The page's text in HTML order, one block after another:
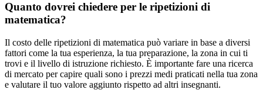
Quanto dovrei chiedere per le ripetizioni di
matematica?
Il costo delle ripetizioni di matematica può variare in base a diversi
fattori come la tua esperienza, la tua preparazione, la zona in cui ti
trovi e il livello di istruzione richiesto. È importante fare una ricerca
di mercato per capire quali sono i prezzi medi praticati nella tua zona
e valutare il tuo valore aggiunto rispetto ad altri insegnanti.